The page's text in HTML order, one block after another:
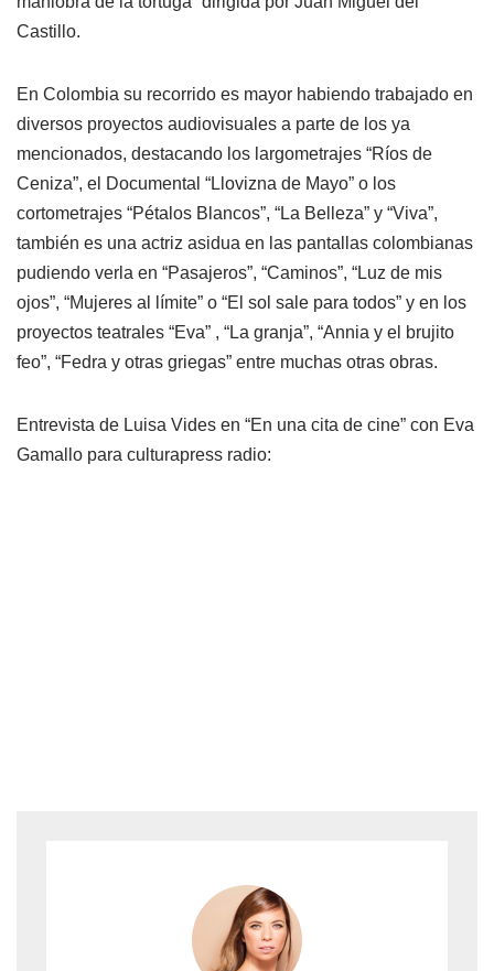
Castillo.
En Colombia su recorrido es mayor habiendo trabajado en
diversos proyectos audiovisuales a parte de los ya
mencionados, destacando los largometrajes “Ríos de
Ceniza”, el Documental “Llovizna de Mayo” o los
cortometrajes “Pétalos Blancos”, “La Belleza” y “Viva”,
también es una actriz asidua en las pantallas colombianas
pudiendo verla en “Pasajeros”, “Caminos”, “Luz de mis
ojos”, “Mujeres al límite” o “El sol sale para todos” y en los
proyectos teatrales “Eva” , “La granja”, “Annia y el brujito
feo”, “Fedra y otras griegas” entre muchas otras obras.
Entrevista de Luisa Vides en “En una cita de cine” con Eva
Gamallo para culturapress radio: